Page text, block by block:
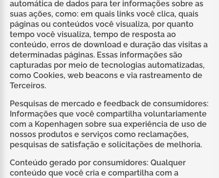
automática de dados para ter informações sobre as
suas ações, como: em quais links você clica, quais
páginas ou conteúdos você visualiza, por quanto
tempo você visualiza, tempo de resposta ao
conteúdo, erros de download e duração das visitas a
determinadas páginas. Essas informações são
capturadas por meio de tecnologias automatizadas,
como Cookies, web beacons e via rastreamento de
Terceiros.
Pesquisas de mercado e feedback de consumidores:
Informações que você compartilha voluntariamente
com a Kopenhagen sobre sua experiência de uso de
nossos produtos e serviços como reclamações,
pesquisas de satisfação e solicitações de melhoria.
Conteúdo gerado por consumidores: Qualquer
conteúdo que você cria e compartilha com a